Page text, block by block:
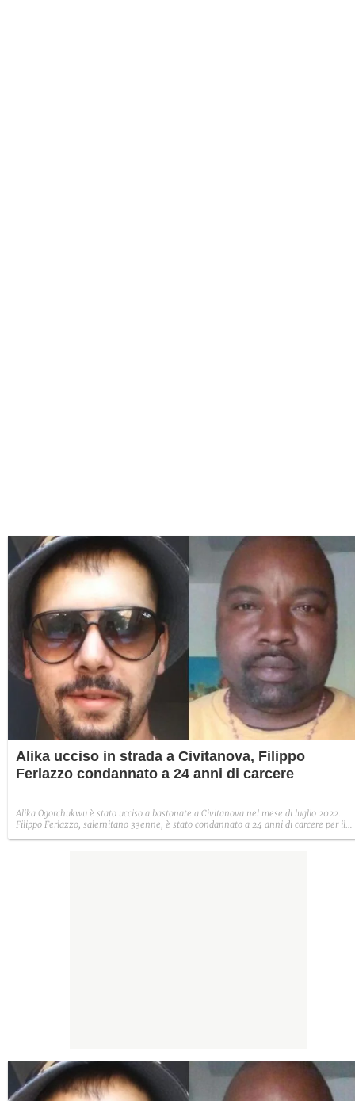
Alika ucciso in strada a Civitanova, Filippo
Ferlazzo condannato a 24 anni di carcere
Alika Ogorchukwu è stato ucciso a bastonate a Civitanova nel mese di luglio 2022.
Filippo Ferlazzo, salernitano 33enne, è stato condannato a 24 anni di carcere per il